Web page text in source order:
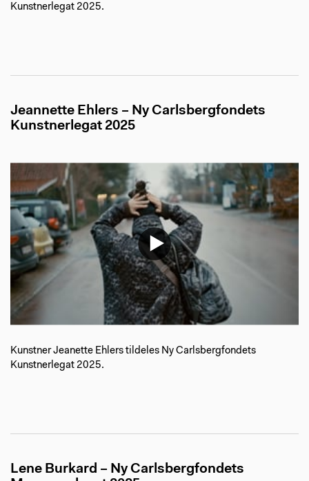
Kunstnerlegat 2025.
Jeannette Ehlers – Ny Carlsbergfondets
Kunstnerlegat 2025
Kunstner Jeanette Ehlers tildeles Ny Carlsbergfondets
Kunstnerlegat 2025.
Lene Burkard – Ny Carlsbergfondets